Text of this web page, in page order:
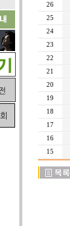
26
25
24
23
22
21
20
19
18
17
16
15